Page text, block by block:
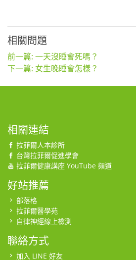
相關問題
前一篇: 一天沒睡會死嗎？
下一篇: 女生晚睡會怎樣？
相關連結
拉菲爾人本診所
台灣拉菲爾促進學會
拉菲爾健康講座 YouTube 頻道
好站推薦
部落格
拉菲爾醫學苑
自律神經線上檢測
聯絡方式
加入 LINE 好友